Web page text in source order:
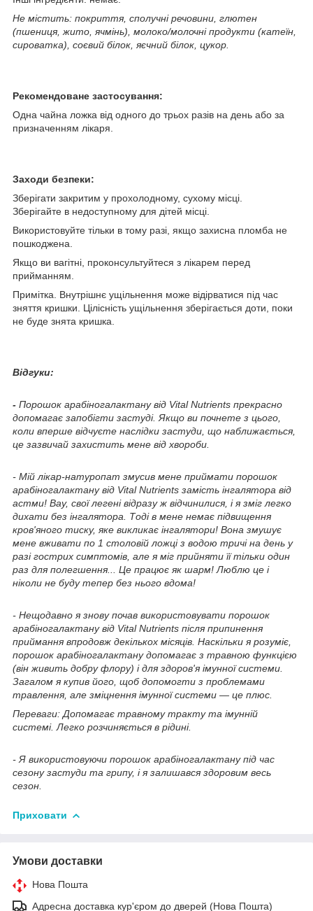
Не містить: покриття, сполучні речовини, глютен
(пшениця, жито, ячмінь), молоко/молочні продукти (катеїн,
сироватка), соєвий білок, яєчний білок, цукор.
Рекомендоване застосування:
Одна чайна ложка від одного до трьох разів на день або за
призначенням лікаря.
Заходи безпеки:
Зберігати закритим у прохолодному, сухому місці.
Зберігайте в недоступному для дітей місці.
Використовуйте тільки в тому разі, якщо захисна пломба не
пошкоджена.
Якщо ви вагітні, проконсультуйтеся з лікарем перед
прийманням.
Примітка. Внутрішнє ущільнення може відірватися під час
зняття кришки. Цілісність ущільнення зберігається доти, поки
не буде знята кришка.
Відгуки:
- Порошок арабіногалактану від Vital Nutrients прекрасно
допомагає запобігти застуді. Якщо ви почнете з цього,
коли вперше відчуєте наслідки застуди, що наближається,
це зазвичай захистить мене від хвороби.
- Мій лікар-натуропат змусив мене приймати порошок
арабіногалактану від Vital Nutrients замість інгалятора від
астми! Вау, свої легені відразу ж відчинилися, і я зміг легко
дихати без інгалятора. Тоді в мене немає підвищення
кров'яного тиску, яке викликає інгалятори! Вона змушує
мене вживати по 1 столовій ложці з водою тричі на день у
разі гострих симптомів, але я міг прийняти її тільки один
раз для полегшення... Це працює як шарм! Люблю це і
ніколи не буду тепер без нього вдома!
- Нещодавно я знову почав використовувати порошок
арабіногалактану від Vital Nutrients після припинення
приймання впродовж декількох місяців. Наскільки я розуміє,
порошок арабіногалактану допомагає з травною функцією
(він живить добру флору) і для здоров'я імунної системи.
Загалом я купив його, щоб допомогти з проблемами
травлення, але зміцнення імунної системи — це плюс.
Переваги: Допомагає травному тракту та імунній
системі. Легко розчиняється в рідині.
- Я використовуючи порошок арабіногалактану під час
сезону застуди та грипу, і я залишався здоровим весь
сезон.
Приховати
Умови доставки
Нова Пошта
Адресна доставка кур'єром до дверей (Нова Пошта)